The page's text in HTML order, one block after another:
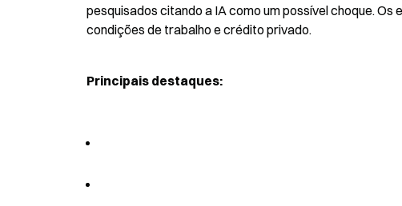
pesquisados citando a IA como um possível choque.
condições de trabalho e crédito privado.
Principais destaques: